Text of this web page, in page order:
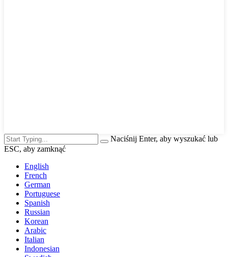
Naciśnij Enter, aby wyszukać lub
ESC, aby zamknąć
English
French
German
Portuguese
Spanish
Russian
Korean
Arabic
Italian
Indonesian